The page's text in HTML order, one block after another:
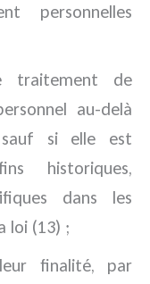
personnelles
traitement de
au-delà
si elle est
historiques,
dans les
loi (13) ;
finalité, par